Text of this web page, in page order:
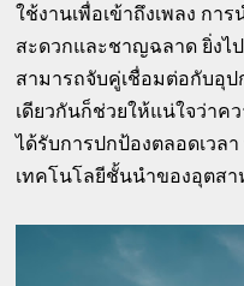
ใช้งานเพื่อเข้าถึงเพลง กา
สะดวกและชาญฉลาด ยิ่งไป
สามารถจับคู่เชื่อมต่อกับอุป
เดียวกันก็ช่วยให้แน่ใจว่า
ได้รับการปกป้องตลอดเวล
เทคโนโลยีชั้นนำของอุตสา